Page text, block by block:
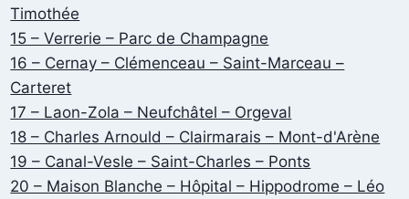
Timothée
15 – Verrerie – Parc de Champagne
16 – Cernay – Clémenceau – Saint-Marceau –
Carteret
17 – Laon-Zola – Neufchâtel – Orgeval
18 – Charles Arnould – Clairmarais – Mont-d'Arène
19 – Canal-Vesle – Saint-Charles – Ponts
20 – Maison Blanche – Hôpital – Hippodrome – Léo